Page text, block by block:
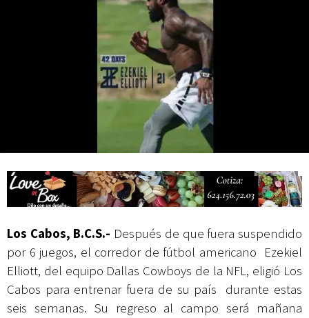
Los Cabos, B.C.S.- Después de que fuera suspendido
por 6 juegos, el corredor de fútbol americano Ezekiel
Elliott, del equipo Dallas Cowboys de la NFL, eligió Los
Cabos para entrenar fuera de su país durante estas
seis semanas. Su regreso al campo será mañana